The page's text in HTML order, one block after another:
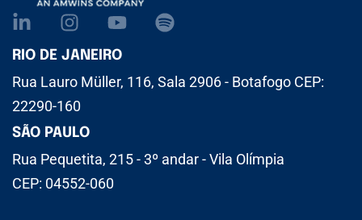
RIO DE JANEIRO
Rua Lauro Müller, 116, Sala 2906 - Botafogo CEP:
22290-160
SÃO PAULO
Rua Pequetita, 215 - 3º andar - Vila Olímpia